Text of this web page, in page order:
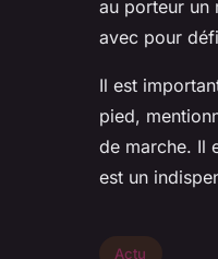
au porteur un
avec pour
Il est
pied,
de marche. Il
est un
Actu